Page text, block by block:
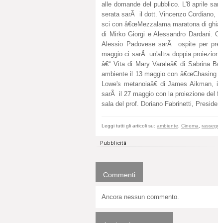
alle domande del pubblico. L'8 aprile
serata sarÃ il dott. Vincenzo Cordiano,
sci con â€œMezzalama maratona di
di Mirko Giorgi e Alessandro
Alessio Padovese sarÃ ospite per
maggio ci sarÃ un'altra doppia
â€“ Vita di Mary Varaleâ€ di Sabrina
ambiente il 13 maggio con
Lowe's metanoiaâ€ di James
sarÃ il 27 maggio con la proiezione del
sala del prof. Doriano Fabrinetti,
Leggi tutti gli articoli su: ambiente Cinema
Commenti
Ancora nessun commento.